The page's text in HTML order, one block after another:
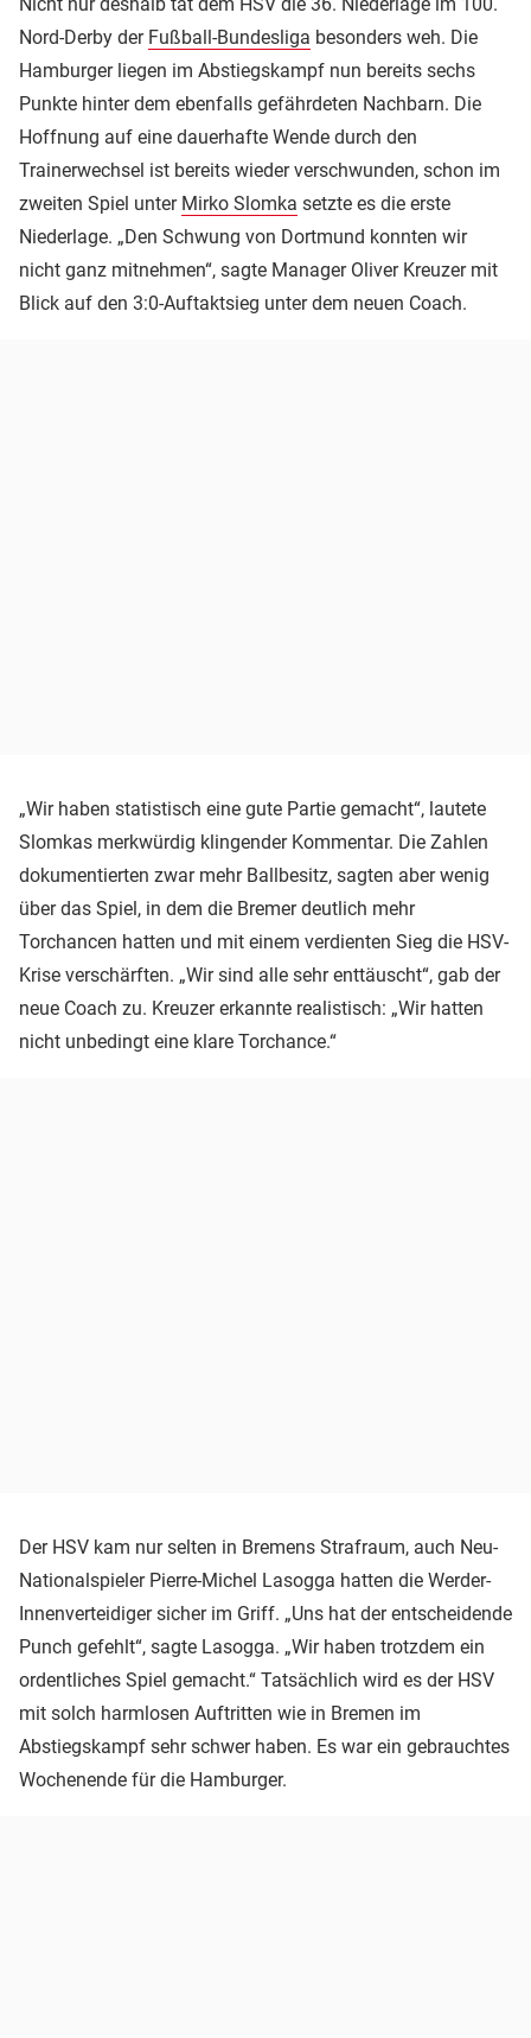
Nord-Derby der Fußball-Bundesliga besonders weh. Die
Hamburger liegen im Abstiegskampf nun bereits sechs
Punkte hinter dem ebenfalls gefährdeten Nachbarn. Die
Hoffnung auf eine dauerhafte Wende durch den
Trainerwechsel ist bereits wieder verschwunden, schon im
zweiten Spiel unter Mirko Slomka setzte es die erste
Niederlage. „Den Schwung von Dortmund konnten wir
nicht ganz mitnehmen“, sagte Manager Oliver Kreuzer mit
Blick auf den 3:0-Auftaktsieg unter dem neuen Coach.
„Wir haben statistisch eine gute Partie gemacht“, lautete
Slomkas merkwürdig klingender Kommentar. Die Zahlen
dokumentierten zwar mehr Ballbesitz, sagten aber wenig
über das Spiel, in dem die Bremer deutlich mehr
Torchancen hatten und mit einem verdienten Sieg die HSV-
Krise verschärften. „Wir sind alle sehr enttäuscht“, gab der
neue Coach zu. Kreuzer erkannte realistisch: „Wir hatten
nicht unbedingt eine klare Torchance.“
Der HSV kam nur selten in Bremens Strafraum, auch Neu-
Nationalspieler Pierre-Michel Lasogga hatten die Werder-
Innenverteidiger sicher im Griff. „Uns hat der entscheidende
Punch gefehlt“, sagte Lasogga. „Wir haben trotzdem ein
ordentliches Spiel gemacht.“ Tatsächlich wird es der HSV
mit solch harmlosen Auftritten wie in Bremen im
Abstiegskampf sehr schwer haben. Es war ein gebrauchtes
Wochenende für die Hamburger.